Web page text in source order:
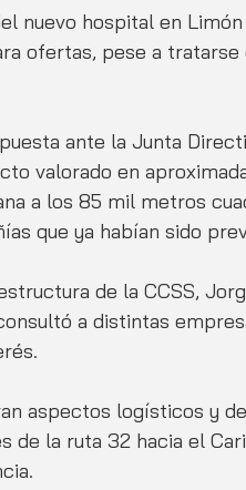
nuevo hospital en
ofertas, pese a
ante la Junta
valorado en
a los 85 mil metros
que ya habían sido
de la CCSS,
a distintas
aspectos logísticos y
de la ruta 32 hacia el